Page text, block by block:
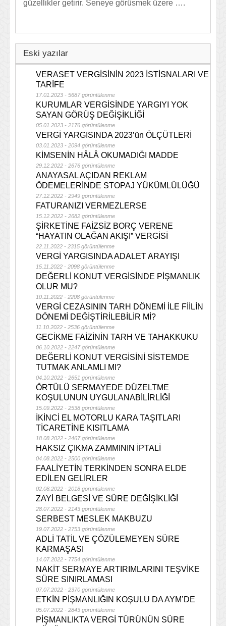
güzellikler getirir. Seneye görüsmek üzere ….
Eski yazılar
VERASET VERGİSİNİN 2023 İSTİSNALARI VE
TARİFE
17.01.2023 - 5687 görüntülenme
KURUMLAR VERGİSİNDE YARGIYI YOK
SAYAN GÖRÜŞ DEĞİŞİKLİĞİ
05.01.2023 - 2176 görüntülenme
VERGİ YARGISINDA 2023’ün ÖLÇÜTLERİ
03.01.2023 - 2094 görüntülenme
KİMSENİN HÂLÂ OKUMADIĞI MADDE
29.12.2022 - 2676 görüntülenme
ANAYASAL AÇIDAN REKLAM
ÖDEMELERİNDE STOPAJ YÜKÜMLÜLÜĞÜ
27.12.2022 - 2949 görüntülenme
FATURANIZI VERMEZLERSE
15.12.2022 - 2682 görüntülenme
ŞİRKETİNE FAİZSİZ BORÇ VERENE
“HAYATIN OLAĞAN AKIŞI” VERGİSİ
22.11.2022 - 2315 görüntülenme
VERGİ YARGISINDA ADALET ARAYIŞI
15.11.2022 - 2098 görüntülenme
DEĞERLİ KONUT VERGİSİNDE PİŞMANLIK
OLUR MU?
10.11.2022 - 2208 görüntülenme
VERGİ CEZASININ TARH DÖNEMİ İLE FİİLİN
DÖNEMİ DEĞİŞTİRİLEBİLİR Mİ?
11.10.2022 - 2536 görüntülenme
GECİKME FAİZİNİN TARH VE TAHAKKUKU
06.10.2022 - 2247 görüntülenme
DEĞERLİ KONUT VERGİSİNİ SİSTEMDE
TUTMAK ANLAMLI MI?
04.10.2022 - 2651 görüntülenme
ÖRTÜLÜ SERMAYEDE DÜZELTME
KOŞULUNUN UYGULANABİLİRLİĞİ
15.09.2022 - 2538 görüntülenme
İKİNCİ EL MOTORLU KARA TAŞITLARI
TİCARETİNE KISITLAMA
18.08.2022 - 2467 görüntülenme
HAKSIZ ÇIKMA ZAMMININ İPTALİ
04.08.2022 - 2500 görüntülenme
FAALİYETİN TERKİNDEN SONRA ELDE
EDİLEN GELİRLER
02.08.2022 - 2018 görüntülenme
ZAYİ BELGESİ VE SÜRE DEĞİŞİKLİĞİ
28.07.2022 - 2143 görüntülenme
SERBEST MESLEK MAKBUZU
19.07.2022 - 2753 görüntülenme
ADLİ TATİL VE ÇÖZÜLEMEYEN SÜRE
KARMAŞASI
14.07.2022 - 7754 görüntülenme
NAKİT SERMAYE ARTIRIMLARINI TEŞVİKE
SÜRE SINIRLAMASI
07.07.2022 - 2370 görüntülenme
ETKİN PİŞMANLIĞIN KOŞULU DA AYM’DE
05.07.2022 - 2843 görüntülenme
PİŞMANLIKTA VERGİ TÜRÜNÜN SÜRE